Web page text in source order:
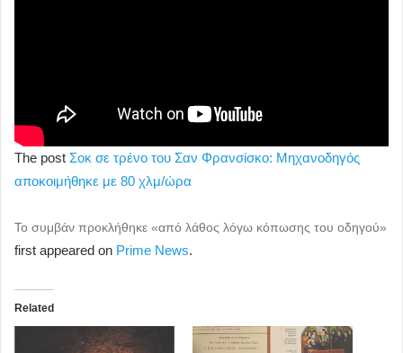
The post Σοκ σε τρένο του Σαν Φρανσίσκο: Μηχανοδηγός
αποκοιμήθηκε με 80 χλμ/ώρα
Το συμβάν προκλήθηκε «από λάθος λόγω κόπωσης του οδηγού»
first appeared on Prime News.
Related